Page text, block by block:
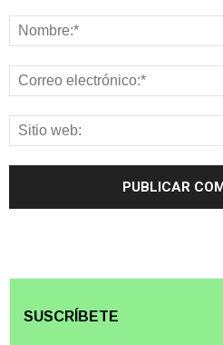
SUSCRÍBETE